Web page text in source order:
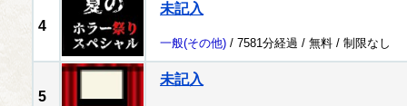
4
未記入
一般(その他) / 7581分経過 / 無料 / 制限なし
5
未記入